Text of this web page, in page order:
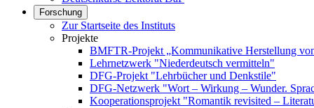
Forschung
Zur Startseite des Instituts
Projekte
BMFTR-Projekt „Kommunikative Herstellung
Lehrnetzwerk "Niederdeutsch vermitteln"
DFG-Projekt "Lehrbücher und Denkstile"
DFG-Netzwerk "Wort – Wirkung – Wunder.
Kooperationsprojekt "Romantik revisited –